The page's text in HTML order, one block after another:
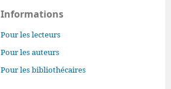
Informations
Pour les lecteurs
Pour les auteurs
Pour les bibliothécaires